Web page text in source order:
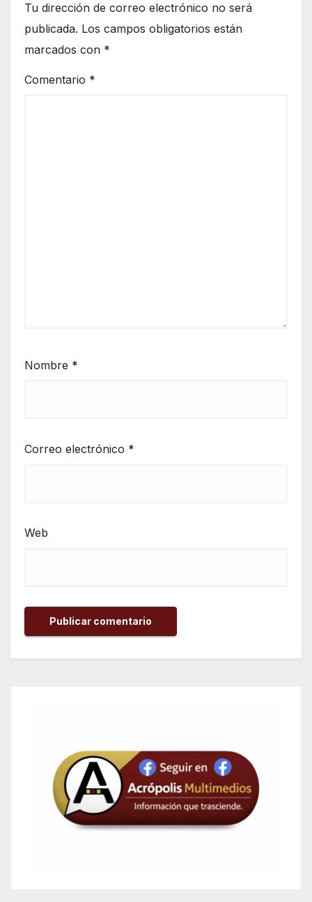
Tu dirección de correo electrónico no será
publicada. Los campos obligatorios están
marcados con *
Comentario *
Nombre *
Correo electrónico *
Web